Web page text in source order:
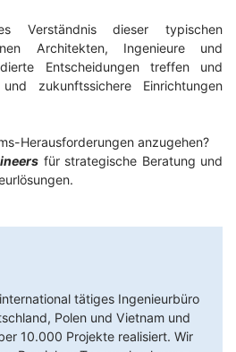
Verständnis dieser typischen
Architekten, Ingenieure und
Entscheidungen treffen und
zukunftssichere Einrichtungen
Herausforderungen anzugehen?
für strategische Beratung und
tätiges Ingenieurbüro
Polen und Vietnam und
10.000 Projekte realisiert. Wir